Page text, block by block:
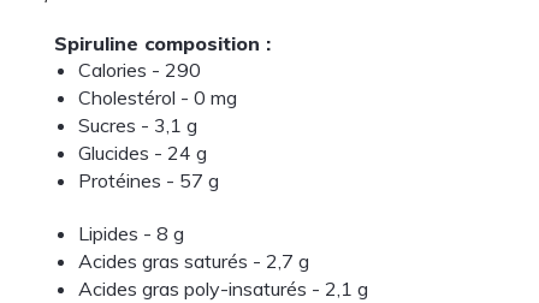
Spiruline composition :
Calories - 290
Cholestérol - 0 mg
Sucres - 3,1 g
Glucides - 24 g
Protéines - 57 g
Lipides - 8 g
Acides gras saturés - 2,7 g
Acides gras poly-insaturés - 2,1 g